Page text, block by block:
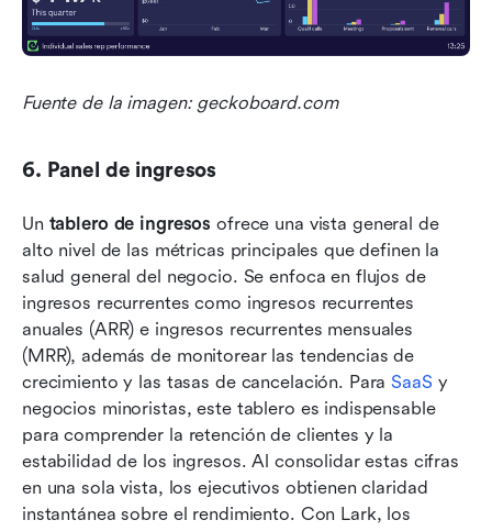
Fuente de la imagen: geckoboard.com
6. Panel de ingresos
Un tablero de ingresos ofrece una vista general de
alto nivel de las métricas principales que definen la
salud general del negocio. Se enfoca en flujos de
ingresos recurrentes como ingresos recurrentes
anuales (ARR) e ingresos recurrentes mensuales
(MRR), además de monitorear las tendencias de
crecimiento y las tasas de cancelación. Para SaaS y
negocios minoristas, este tablero es indispensable
para comprender la retención de clientes y la
estabilidad de los ingresos. Al consolidar estas cifras
en una sola vista, los ejecutivos obtienen claridad
instantánea sobre el rendimiento. Con Lark, los